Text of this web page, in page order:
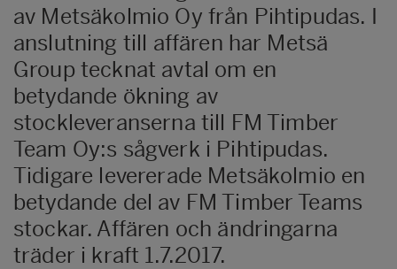
av Metsäkolmio Oy från Pihtipudas. I
anslutning till affären har Metsä
Group tecknat avtal om en
betydande ökning av
stockleveranserna till FM Timber
Team Oy:s sågverk i Pihtipudas.
Tidigare levererade Metsäkolmio en
betydande del av FM Timber Teams
stockar. Affären och ändringarna
träder i kraft 1.7.2017.